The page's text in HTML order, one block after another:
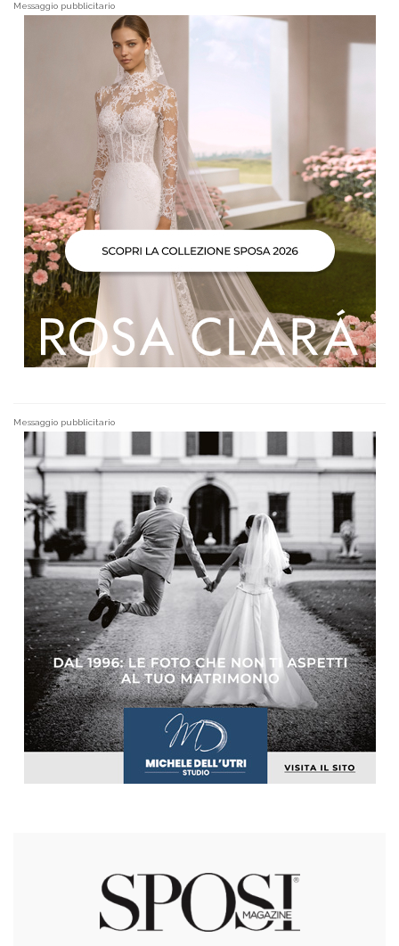
Messaggio pubblicitario
Messaggio pubblicitario